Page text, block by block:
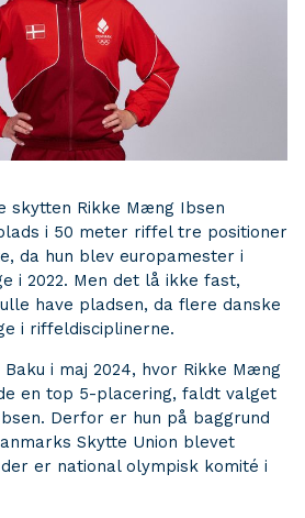
skytten Rikke Mæng Ibsen
i 50 meter riffel tre positioner
da hun blev europamester i
i 2022. Men det lå ikke fast,
have pladsen, da flere danske
i riffeldisciplinerne.
i maj 2024, hvor Rikke Mæng
en top 5-placering, faldt valget
Derfor er hun på baggrund
Skytte Union blevet
er national olympisk komité i